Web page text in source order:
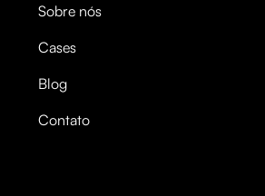
Sobre nós
Cases
Blog
Contato